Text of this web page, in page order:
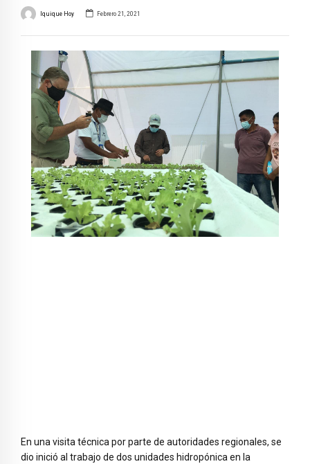
Iquique Hoy Febrero 21, 2021
En una visita técnica por parte de autoridades regionales, se
dio inició al trabajo de dos unidades hidropónica en la